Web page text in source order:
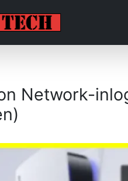
Network-